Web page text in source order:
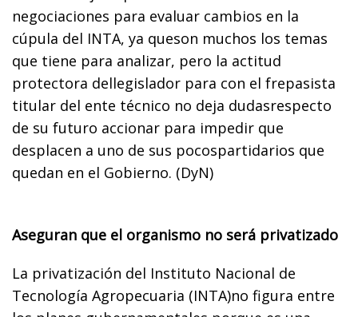
negociaciones para evaluar cambios en la
cúpula del INTA, ya queson muchos los temas
que tiene para analizar, pero la actitud
protectora dellegislador para con el frepasista
titular del ente técnico no deja dudasrespecto
de su futuro accionar para impedir que
desplacen a uno de sus pocospartidarios que
quedan en el Gobierno. (DyN)
Aseguran que el organismo no será privatizado
La privatización del Instituto Nacional de
Tecnología Agropecuaria (INTA)no figura entre